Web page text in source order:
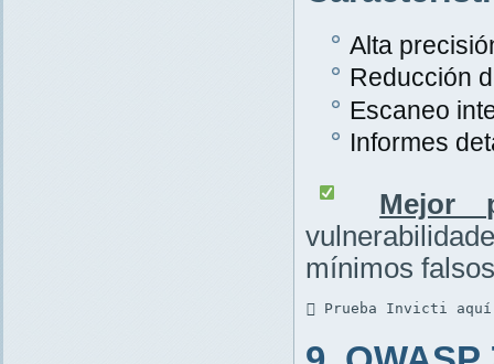
Alta
Reducción
Escaneo
Informes
Mejor
mínimos
 Prueba Invicti